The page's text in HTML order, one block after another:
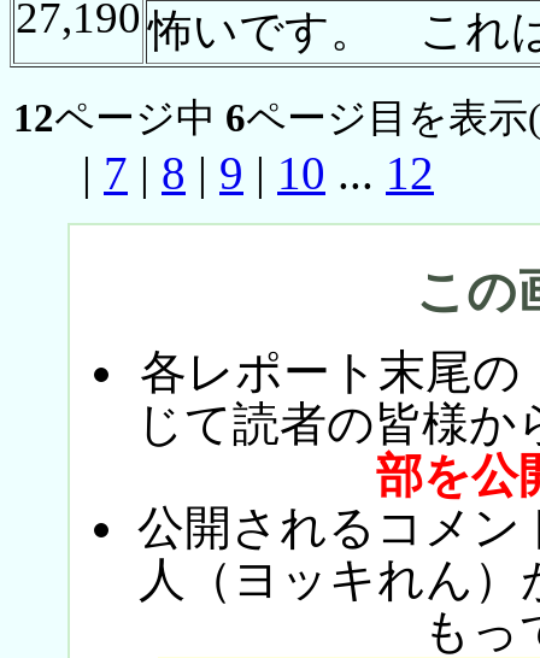
27,190怖いです。 これ
12ページ中 6ページ目を表示
| 7 | 8 | 9 | 10 ... 12
この
各レポート末尾の
じて読者の皆様か
部を公
公開されるコメン
人（ヨッキれん
もっ